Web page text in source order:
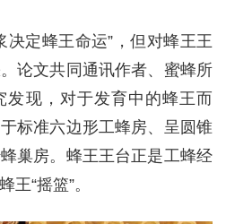
决定蜂王命运”，但对蜂王王
论文共同通讯作者、蜜蜂所
发现，对于发育中的蜂王而
标准六边形工蜂房、呈圆锥
巢房。蜂王王台正是工蜂经
“摇篮”。